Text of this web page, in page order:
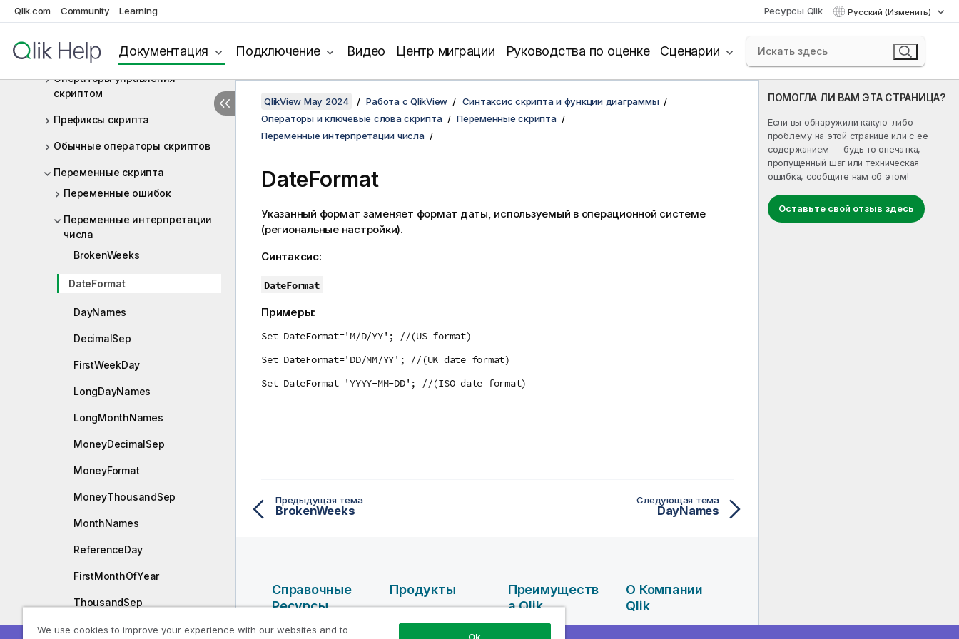
Qlik.com Community Learning Ресурсы Qlik Русский (Изменить)
Документация Подключение Видео Центр миграции Руководства по оценке Сценарии
Функции
Операторы и ключевые слова
скрипта
Операторы управления
скриптом
Префиксы скрипта
Обычные операторы скриптов
Переменные скрипта
Переменные ошибок
Переменные интерпретации
числа
BrokenWeeks
DateFormat
DayNames
DecimalSep
FirstWeekDay
LongDayNames
LongMonthNames
MoneyDecimalSep
MoneyFormat
MoneyThousandSep
MonthNames
ReferenceDay
FirstMonthOfYear
ThousandSep
TimeFormat
ПОМОГЛА ЛИ ВАМ ЭТА СТРАНИЦА?
Если вы обнаружили какую-либо
проблему на этой странице или с ее
содержанием — будь то опечатка,
пропущенный шаг или техническая
ошибка, сообщите нам об этом!
Оставьте свой отзыв здесь
QlikView May 2024 Работа с QlikView
Синтаксис скрипта и функции диаграммы
Операторы и ключевые слова скрипта
Переменные скрипта
Переменные интерпретации числа
DateFormat
Указанный формат заменяет формат даты, используемый в операционной системе
(региональные настройки).
Синтаксис:
DateFormat
Примеры:
Set DateFormat='M/D/YY'; //(US format)
Set DateFormat='DD/MM/YY'; //(UK date format)
Set DateFormat='YYYY-MM-DD'; //(ISO date format)
Предыдущая тема
BrokenWeeks
Следующая тема
DayNames
Справочные
Ресурсы
Справочные
Продукты
КАЧЕСТВО
Преимуществ
А Qlik
О Компании
Qlik
We use cookies to improve your experience with our websites and to